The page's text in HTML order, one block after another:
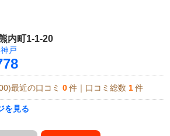
内町1-1-20
戸
最近の口コミ 0 件｜口コミ総数 1 件
を見る